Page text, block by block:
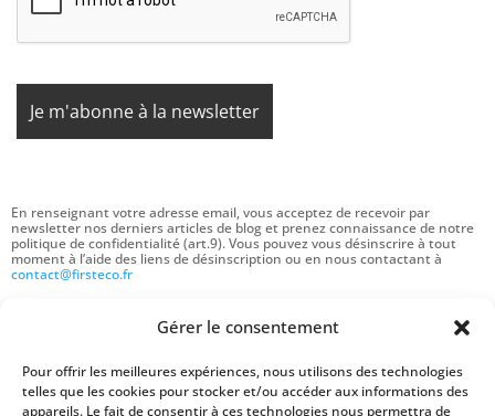
Gérer le consentement
Pour offrir les meilleures expériences, nous utilisons des technologies
telles que les cookies pour stocker et/ou accéder aux informations des
appareils. Le fait de consentir à ces technologies nous permettra de
En renseignant votre adresse email, vous acceptez de recevoir par
newsletter nos derniers articles de blog et prenez connaissance de notre
politique de confidentialité (art.9). Vous pouvez vous désinscrire à tout
moment à l’aide des liens de désinscription ou en nous contactant à
contact@firsteco.fr
Mentions légales - CGV-Gestion des cookies